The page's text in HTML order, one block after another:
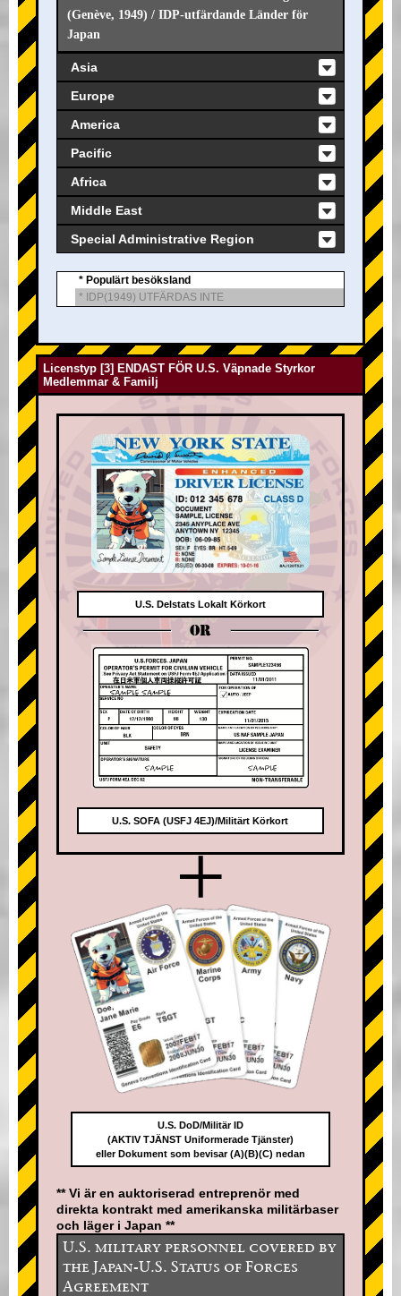
(Genève, 1949) / IDP-utfärdande Länder för
Japan
Asia
Europe
America
Pacific
Africa
Middle East
Special Administrative Region
* Populärt besöksland
* IDP(1949) UTFÄRDAS INTE
Licenstyp [3] ENDAST FÖR U.S. Väpnade Styrkor
Medlemmar & Familj
U.S. Delstats Lokalt Körkort
OR
U.S. SOFA (USFJ 4EJ)/Militärt Körkort
+
U.S. DoD/Militär ID
(AKTIV TJÄNST Uniformerade Tjänster)
eller Dokument som bevisar (A)(B)(C) nedan
** Vi är en auktoriserad entreprenör med
direkta kontrakt med amerikanska militärbaser
och läger i Japan **
U.S. military personnel covered by
the Japan-U.S. Status of Forces
Agreement